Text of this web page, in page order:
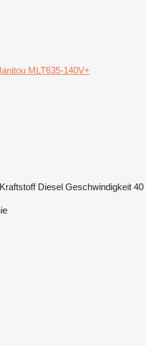
MLT635-140V+
Kraftstoff Diesel Geschwindigkeit 40